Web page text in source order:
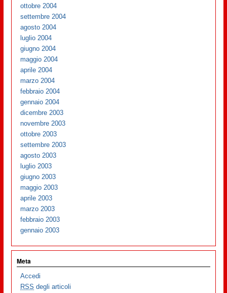
ottobre 2004
settembre 2004
agosto 2004
luglio 2004
giugno 2004
maggio 2004
aprile 2004
marzo 2004
febbraio 2004
gennaio 2004
dicembre 2003
novembre 2003
ottobre 2003
settembre 2003
agosto 2003
luglio 2003
giugno 2003
maggio 2003
aprile 2003
marzo 2003
febbraio 2003
gennaio 2003
Meta
Accedi
RSS degli articoli